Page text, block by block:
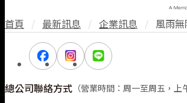
首頁 / 最新訊息 / 企業訊息 / 風雨無阻！ 明台產險
總公司聯絡方式 （營業時間：周一至周五，上